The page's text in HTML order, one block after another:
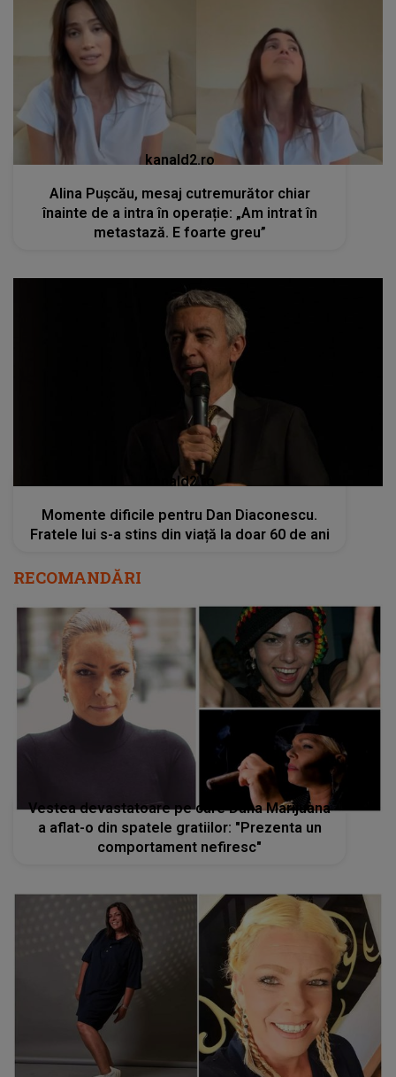
kanald2.ro
Alina Pușcău, mesaj cutremurător chiar
înainte de a intra în operație: „Am intrat în
metastază. E foarte greu”
kanald2.ro
Momente dificile pentru Dan Diaconescu.
Fratele lui s-a stins din viață la doar 60 de ani
RECOMANDĂRI
Vestea devastatoare pe care Dana Marijuana
a aflat-o din spatele gratiilor: "Prezenta un
comportament nefiresc"